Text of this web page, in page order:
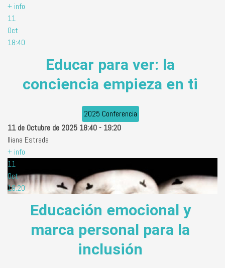
+ info
11
Oct
18:40
Educar para ver: la
conciencia empieza en ti
2025 Conferencia
11 de Octubre de 2025 18:40- 19:20
Iliana Estrada
+ info
11
Oct
19:20
Educación emocional y
marca personal para la
inclusión